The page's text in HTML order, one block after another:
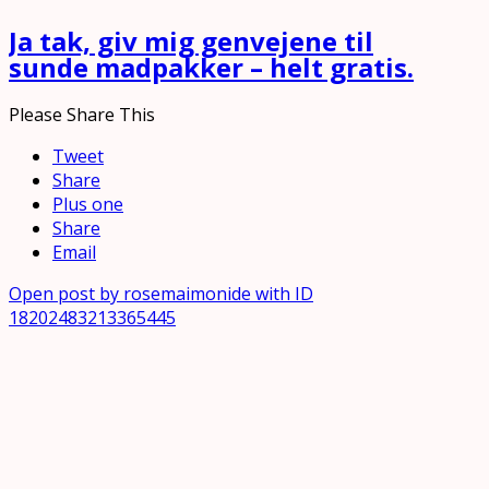
Ja tak, giv mig genvejene til
sunde madpakker – helt gratis.
Please Share This
Tweet
Share
Plus one
Share
Email
Open post by rosemaimonide with ID
18202483213365445